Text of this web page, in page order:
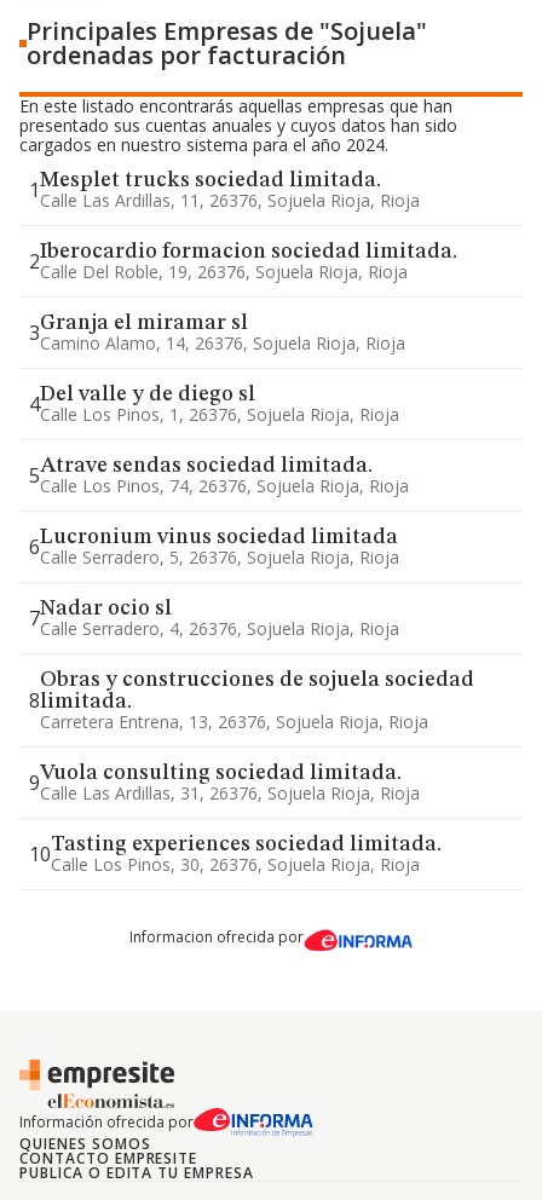
Principales Empresas de "Sojuela"
ordenadas por facturación
En este listado encontrarás aquellas empresas que han
presentado sus cuentas anuales y cuyos datos han sido
cargados en nuestro sistema para el año 2024.
1Mesplet trucks sociedad limitada.
Calle Las Ardillas, 11, 26376, Sojuela Rioja, Rioja
2Iberocardio formacion sociedad limitada.
Calle Del Roble, 19, 26376, Sojuela Rioja, Rioja
3Granja el miramar sl
Camino Alamo, 14, 26376, Sojuela Rioja, Rioja
4Del valle y de diego sl
Calle Los Pinos, 1, 26376, Sojuela Rioja, Rioja
5Atrave sendas sociedad limitada.
Calle Los Pinos, 74, 26376, Sojuela Rioja, Rioja
6Lucronium vinus sociedad limitada
Calle Serradero, 5, 26376, Sojuela Rioja, Rioja
7Nadar ocio sl
Calle Serradero, 4, 26376, Sojuela Rioja, Rioja
8
Obras y construcciones de sojuela sociedad
limitada.
Carretera Entrena, 13, 26376, Sojuela Rioja, Rioja
9Vuola consulting sociedad limitada.
Calle Las Ardillas, 31, 26376, Sojuela Rioja, Rioja
10Tasting experiences sociedad limitada.
Calle Los Pinos, 30, 26376, Sojuela Rioja, Rioja
Informacion ofrecida por
Información ofrecida por
QUIENES SOMOS
CONTACTO EMPRESITE
PUBLICA O EDITA TU EMPRESA